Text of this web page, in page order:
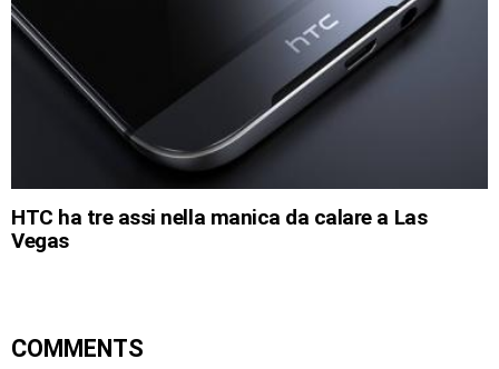
HTC ha tre assi nella manica da calare a Las
Vegas
COMMENTS